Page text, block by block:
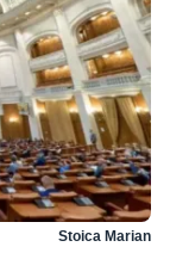
Stoica Marian